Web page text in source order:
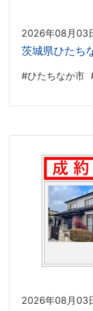
2026年08月03
茨城県ひたち
#ひたちなか市
2026年08月03